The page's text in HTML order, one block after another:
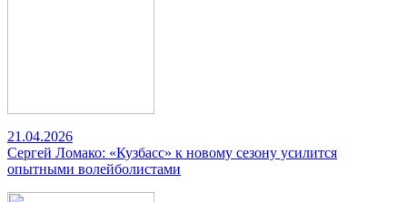
21.04.2026
Сергей Ломако: «Кузбасс» к новому сезону усилится
опытными волейболистами